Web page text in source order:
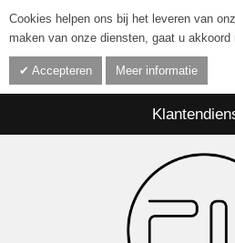
Cookies helpen ons bij het leveren van
maken van onze diensten, gaat u
Accepteren Meer informatie